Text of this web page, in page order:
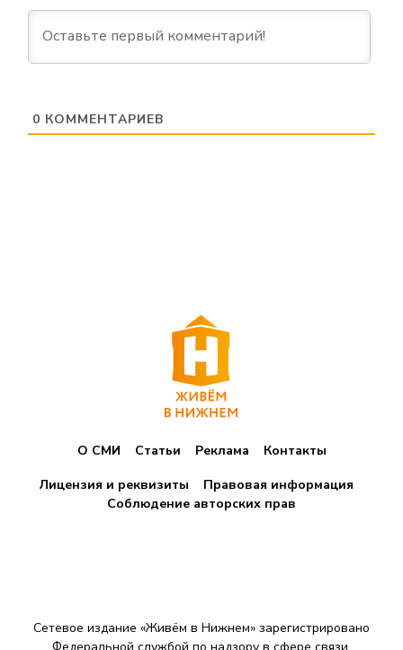
0 КОММЕНТАРИЕВ
О СМИ Статьи Реклама
Контакты
Лицензия и реквизиты
Правовая информация
Соблюдение авторских прав
Сетевое издание «Живём в Нижнем» зарегистрировано